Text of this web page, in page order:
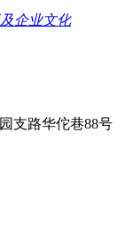
企业文化
支路华佗巷88号